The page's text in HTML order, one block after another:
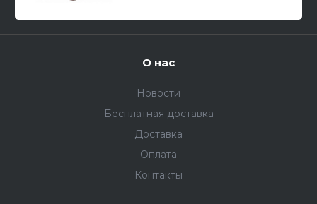
О нас
Новости
Бесплатная доставка
Доставка
Оплата
Контакты